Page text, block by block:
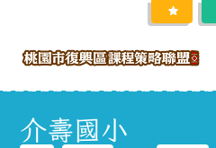
介壽國小